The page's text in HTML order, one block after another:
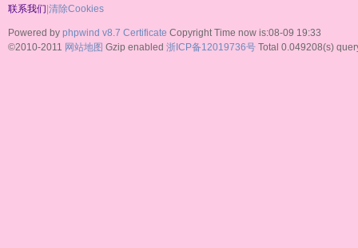
联系我们|清除Cookies
Powered by phpwind v8.7 Certificate Copyright Time now is:08-09 19:33
©2010-2011 网站地图 Gzip enabled 浙ICP备12019736号 Total 0.049208(s)